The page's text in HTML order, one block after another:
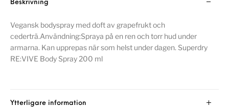
Beskrivning
Vegansk bodyspray med doft av grapefrukt och
cederträ.Användning:Spraya på en ren och torr hud under
armarna. Kan upprepas när som helst under dagen. Superdry
RE:VIVE Body Spray 200 ml
Ytterligare information